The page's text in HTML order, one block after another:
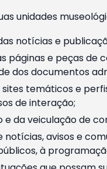
unidades
notícias e
páginas e peças de
dos documentos
temáticos e
de interação;
e da veiculação de
avisos e
à